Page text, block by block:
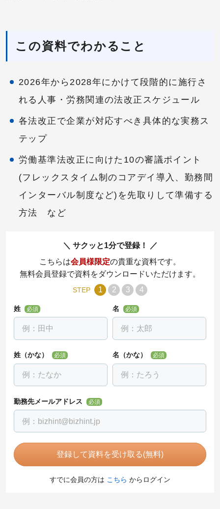
この資料でわかること
2026年から2028年にかけて段階的に施行さ
れる人事・労務関連の法改正スケジュール
各法改正で企業が対応すべき具体的な実務ス
テップ
労働基準法改正に向けた10の審議ポイント
(フレックスタイム制のコアデイ導入、勤務間
インターバル制度など)を先取りして準備する
方法 など
サクッと1分で登録！
こちらは会員様限定の貴重な資料です。
無料会員登録で資料をダウンロードいただけます。
STEP 1 2 3 4
姓 必須 名 必須
姓（かな） 必須 名（かな） 必須
勤務先メールアドレス 必須
登録して資料を受け取る(無料)
すでに会員の方は こちら からログイン